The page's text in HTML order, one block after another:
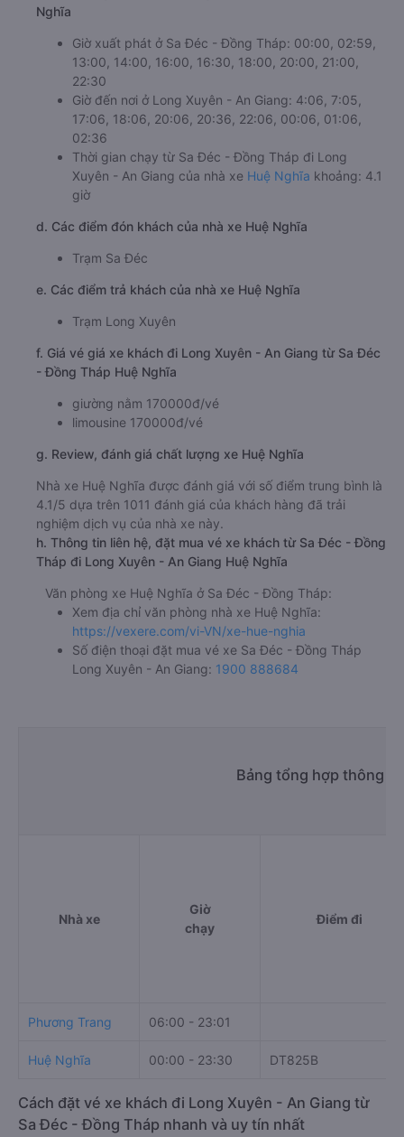
Nghĩa
Giờ xuất phát ở Sa Đéc - Đồng Tháp: 00:00, 02:59,
13:00, 14:00, 16:00, 16:30, 18:00, 20:00, 21:00,
22:30
Giờ đến nơi ở Long Xuyên - An Giang: 4:06, 7:05,
17:06, 18:06, 20:06, 20:36, 22:06, 00:06, 01:06,
02:36
Thời gian chạy từ Sa Đéc - Đồng Tháp đi Long
Xuyên - An Giang của nhà xe Huệ Nghĩa khoảng: 4.1
giờ
d. Các điểm đón khách của nhà xe Huệ Nghĩa
Trạm Sa Đéc
e. Các điểm trả khách của nhà xe Huệ Nghĩa
Trạm Long Xuyên
f. Giá vé giá xe khách đi Long Xuyên - An Giang từ Sa Đéc
- Đồng Tháp Huệ Nghĩa
giường nằm 170000đ/vé
limousine 170000đ/vé
g. Review, đánh giá chất lượng xe Huệ Nghĩa
Nhà xe Huệ Nghĩa được đánh giá với số điểm trung bình là
4.1/5 dựa trên 1011 đánh giá của khách hàng đã trải
nghiệm dịch vụ của nhà xe này.
h. Thông tin liên hệ, đặt mua vé xe khách từ Sa Đéc - Đồng
Tháp đi Long Xuyên - An Giang Huệ Nghĩa
Văn phòng xe Huệ Nghĩa ở Sa Đéc - Đồng Tháp:
Xem địa chỉ văn phòng nhà xe Huệ Nghĩa:
https://vexere.com/vi-VN/xe-hue-nghia
Số điện thoại đặt mua vé xe Sa Đéc - Đồng Tháp
Long Xuyên - An Giang: 1900 888684
Bảng tổng hợp thông
Nhà xe
Giờ
chạy
Điểm đi
Phương Trang 06:00 - 23:01
Huệ Nghĩa 00:00 - 23:30 DT825B
Cách đặt vé xe khách đi Long Xuyên - An Giang từ
Sa Đéc - Đồng Tháp nhanh và uy tín nhất